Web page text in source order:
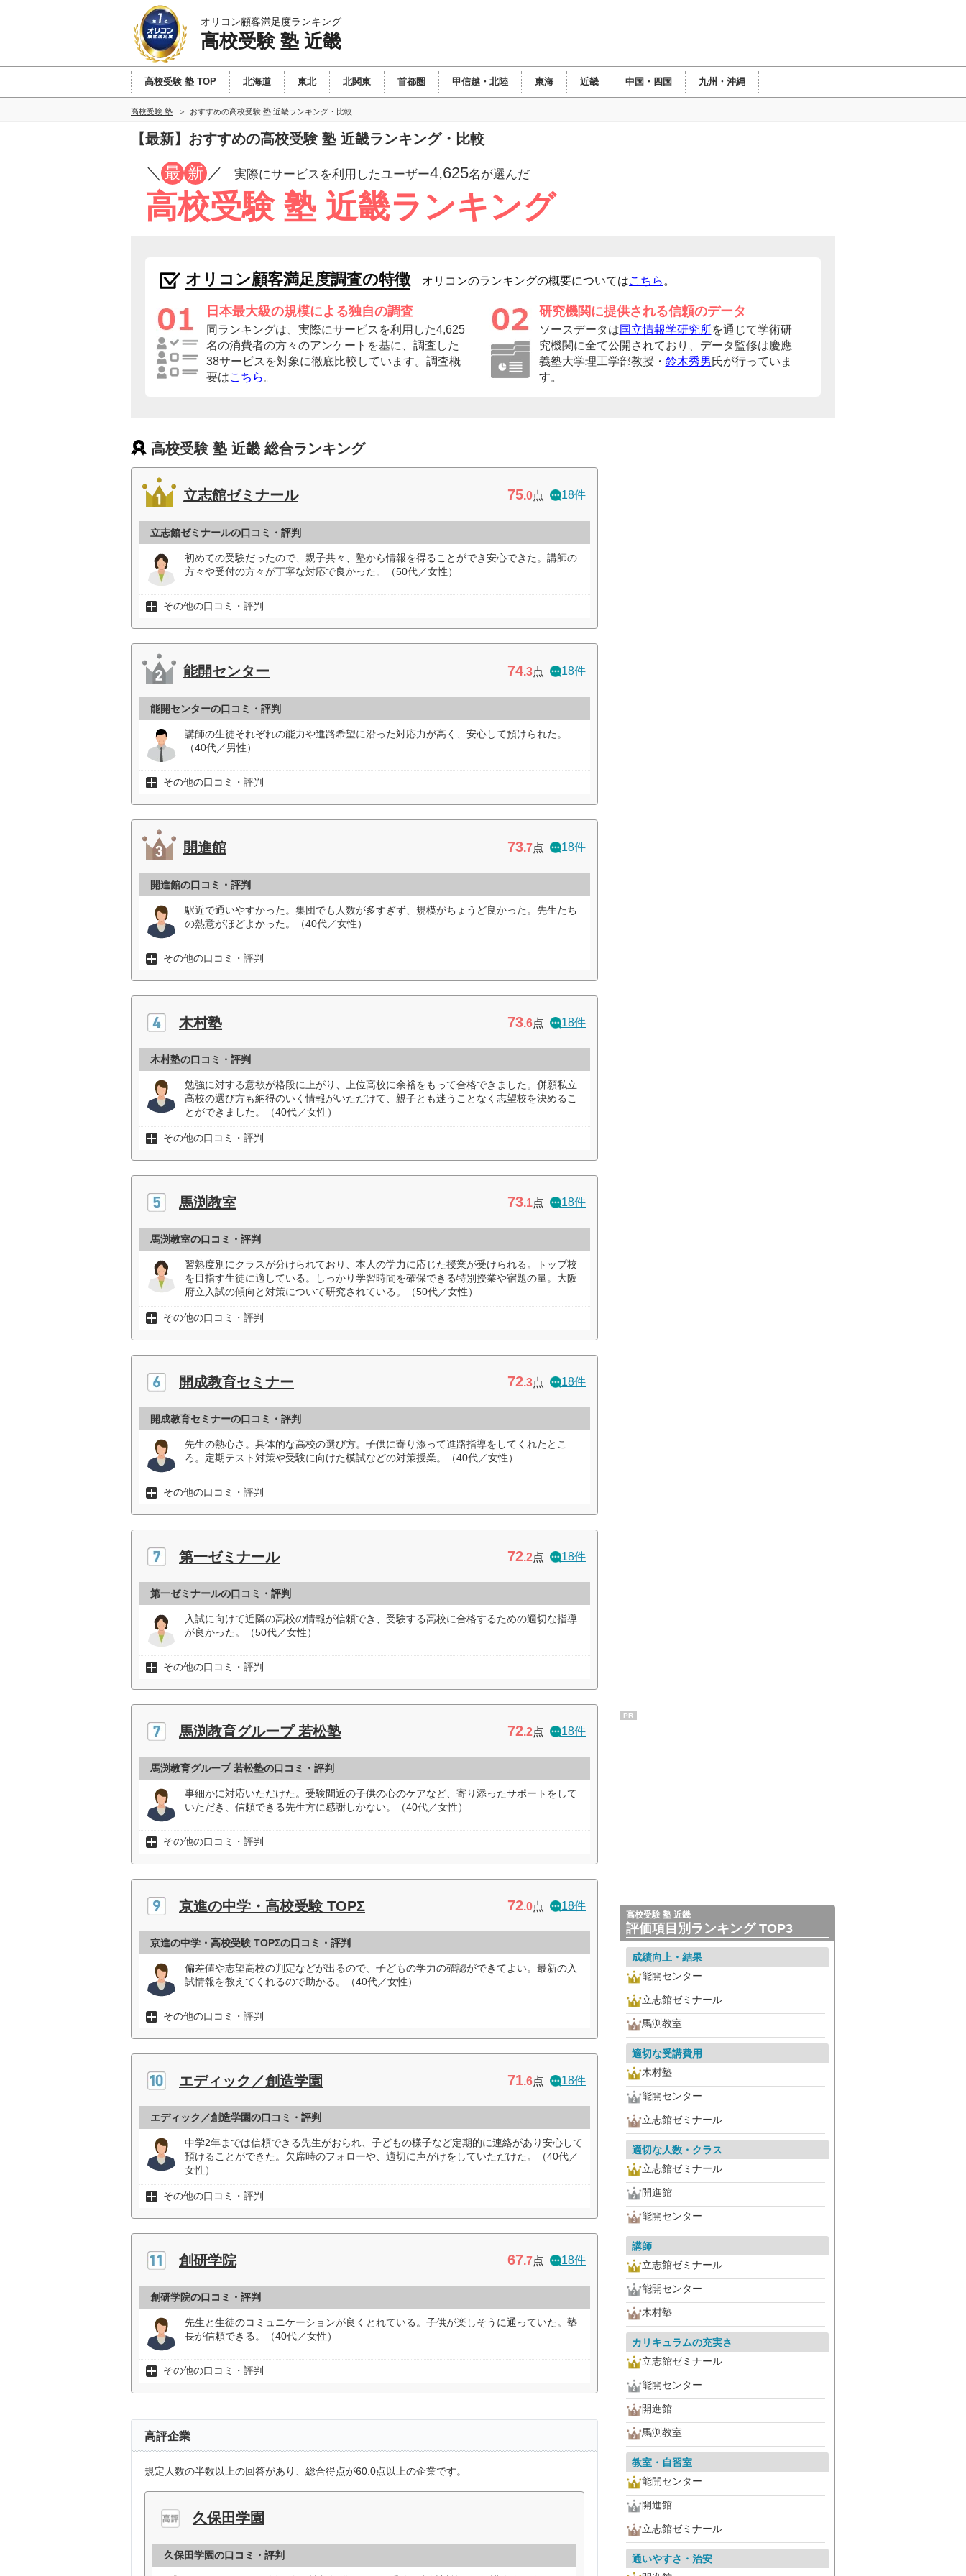
オリコン顧客満足度ランキング
高校受験 塾 近畿
高校受験 塾 TOP 北海道 東北 北関東 首都圏 甲信越・北陸 東海 近畿 中国・四国 九州・沖縄
高校受験 塾 おすすめの高校受験 塾 近畿ランキング・比較
【最新】おすすめの高校受験 塾 近畿ランキング・比較
／ 最 新 ／ 実際にサービスを利用したユーザー4,625名が選んだ
高校受験 塾 近畿ランキング
オリコン顧客満足度調査の特徴 オリコンのランキングの概要についてはこちら 。
日本最大級の規模による独自の調査
同ランキングは、実際にサービスを利用した4,625
名の消費者の方々のアンケートを基に、調査した
38サービスを対象に徹底比較しています。調査概
要はこちら 。
研究機関に提供される信頼のデータ
ソースデータは国立情報学研究所を通じて学術研
究機関に全て公開されており、データ監修は慶應
義塾大学理工学部教授・ 鈴木秀男 氏が行っていま
す。
高校受験 塾 近畿 総合ランキング
立志館ゼミナール 75.0点 18件
立志館ゼミナールの口コミ・評判
初めての受験だったので、親子共々、塾から情報を得ることができ安心できた。講師の
方々や受付の方々が丁寧な対応で良かった。（50代／女性）
その他の口コミ・評判
能開センター 74.3点 18件
能開センターの口コミ・評判
講師の生徒それぞれの能力や進路希望に沿った対応力が高く、安心して預けられた。
（40代／男性）
その他の口コミ・評判
開進館 73.7点 18件
開進館の口コミ・評判
駅近で通いやすかった。集団でも人数が多すぎず、規模がちょうど良かった。先生たち
の熱意がほどよかった。（40代／女性）
その他の口コミ・評判
木村塾 73.6点 18件
木村塾の口コミ・評判
勉強に対する意欲が格段に上がり、上位高校に余裕をもって合格できました。併願私立
高校の選び方も納得のいく情報がいただけて、親子とも迷うことなく志望校を決めるこ
とができました。（40代／女性）
その他の口コミ・評判
馬渕教室 73.1点 18件
馬渕教室の口コミ・評判
習熟度別にクラスが分けられており、本人の学力に応じた授業が受けられる。トップ校
を目指す生徒に適している。しっかり学習時間を確保できる特別授業や宿題の量。大阪
府立入試の傾向と対策について研究されている。（50代／女性）
その他の口コミ・評判
開成教育セミナー 72.3点 18件
開成教育セミナーの口コミ・評判
先生の熱心さ。具体的な高校の選び方。子供に寄り添って進路指導をしてくれたとこ
ろ。定期テスト対策や受験に向けた模試などの対策授業。（40代／女性）
その他の口コミ・評判
第一ゼミナール 72.2点 18件
第一ゼミナールの口コミ・評判
入試に向けて近隣の高校の情報が信頼でき、受験する高校に合格するための適切な指導
が良かった。（50代／女性）
その他の口コミ・評判
馬渕教育グループ 若松塾 72.2点 18件
馬渕教育グループ 若松塾の口コミ・評判
事細かに対応いただけた。受験間近の子供の心のケアなど、寄り添ったサポートをして
いただき、信頼できる先生方に感謝しかない。（40代／女性）
その他の口コミ・評判
京進の中学・高校受験 TOPΣ 72.0点 18件
京進の中学・高校受験 TOPΣの口コミ・評判
偏差値や志望高校の判定などが出るので、子どもの学力の確認ができてよい。最新の入
試情報を教えてくれるので助かる。（40代／女性）
その他の口コミ・評判
エディック／創造学園 71.6点 18件
エディック／創造学園の口コミ・評判
中学2年までは信頼できる先生がおられ、子どもの様子など定期的に連絡があり安心して
預けることができた。欠席時のフォローや、適切に声がけをしていただけた。（40代／
女性）
その他の口コミ・評判
創研学院 67.7点 18件
創研学院の口コミ・評判
先生と生徒のコミュニケーションが良くとれている。子供が楽しそうに通っていた。塾
長が信頼できる。（40代／女性）
その他の口コミ・評判
高評企業
規定人数の半数以上の回答があり、総合得点が60.0点以上の企業です。
久保田学園
久保田学園の口コミ・評判
PR
高校受験 塾 近畿
評価項目別ランキング TOP3
成績向上・結果
能開センター
立志館ゼミナール
馬渕教室
適切な受講費用
木村塾
能開センター
立志館ゼミナール
適切な人数・クラス
立志館ゼミナール
開進館
能開センター
講師
立志館ゼミナール
能開センター
木村塾
カリキュラムの充実さ
立志館ゼミナール
能開センター
開進館
馬渕教室
教室・自習室
能開センター
開進館
立志館ゼミナール
通いやすさ・治安